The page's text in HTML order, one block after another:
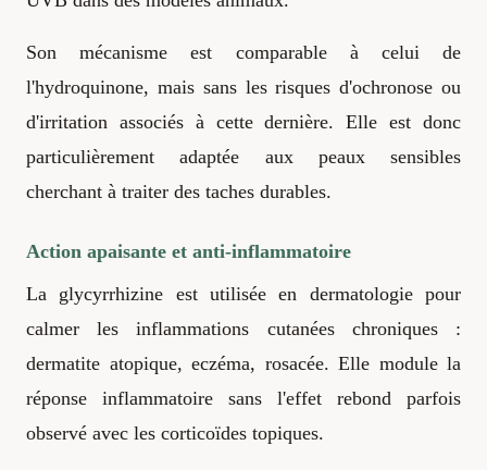
Son mécanisme est comparable à celui de
l'hydroquinone, mais sans les risques d'ochronose ou
d'irritation associés à cette dernière. Elle est donc
particulièrement adaptée aux peaux sensibles
cherchant à traiter des taches durables.
Action apaisante et anti-inflammatoire
La glycyrrhizine est utilisée en dermatologie pour
calmer les inflammations cutanées chroniques :
dermatite atopique, eczéma, rosacée. Elle module la
réponse inflammatoire sans l'effet rebond parfois
observé avec les corticoïdes topiques.